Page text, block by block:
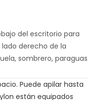
del escritorio para
derecho de la
sombrero, paraguas
Puede apilar hasta
están equipados